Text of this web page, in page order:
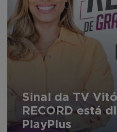
Sinal da TV
RECORD está
PlayPlus